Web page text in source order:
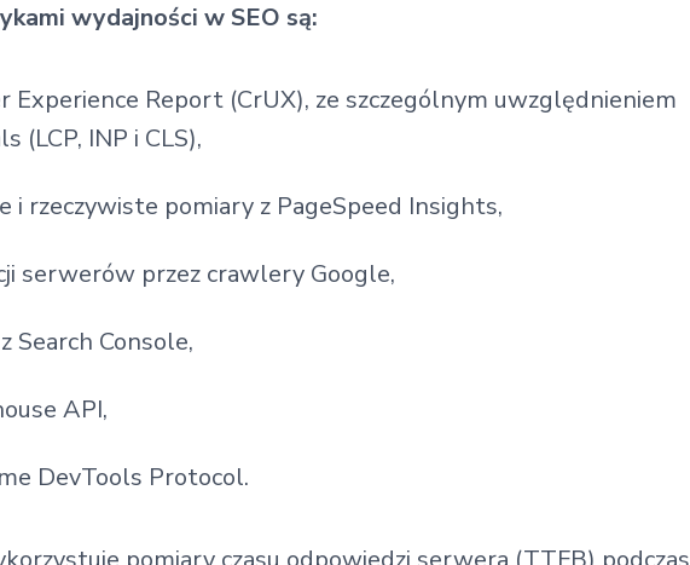
wydajności w SEO są:
Experience Report (CrUX), ze szczególnym uwzględnieniem
(LCP, INP i CLS),
rzeczywiste pomiary z PageSpeed Insights,
serwerów przez crawlery Google,
Search Console,
API,
DevTools Protocol.